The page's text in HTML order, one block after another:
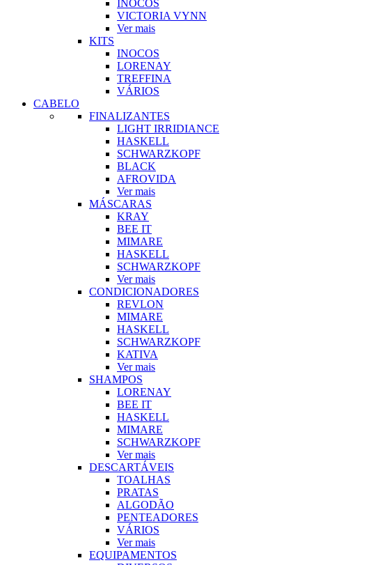
INOCOS
VICTORIA VYNN
Ver mais
KITS
INOCOS
LORENAY
TREFFINA
VÁRIOS
CABELO
FINALIZANTES
LIGHT IRRIDIANCE
HASKELL
SCHWARZKOPF
BLACK
AFROVIDA
Ver mais
MÁSCARAS
KRAY
BEE IT
MIMARE
HASKELL
SCHWARZKOPF
Ver mais
CONDICIONADORES
REVLON
MIMARE
HASKELL
SCHWARZKOPF
KATIVA
Ver mais
SHAMPOS
LORENAY
BEE IT
HASKELL
MIMARE
SCHWARZKOPF
Ver mais
DESCARTÁVEIS
TOALHAS
PRATAS
ALGODÃO
PENTEADORES
VÁRIOS
Ver mais
EQUIPAMENTOS